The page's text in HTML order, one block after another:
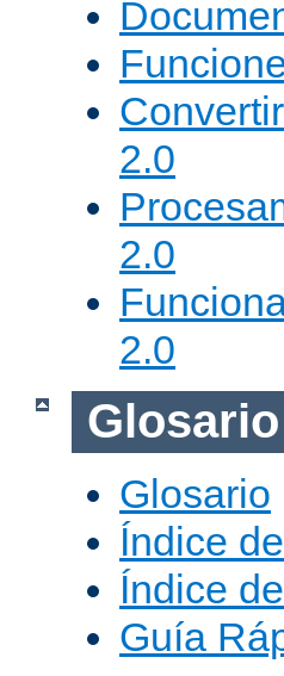
2.0
2.0
2.0
Glosario
Índice
Índice
Guía